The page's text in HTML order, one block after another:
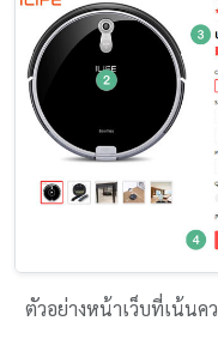
ตัวอย่างหน้าเว็บที่เน้นค